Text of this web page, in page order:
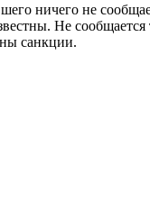
ничего не
Не сообщается
санкции.